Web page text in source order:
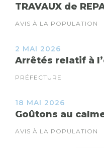
TRAVAUX de
AVIS À LA POPULATION
2 MAI 2026
Arrêtés relatif à
PRÉFECTURE
18 MAI 2026
Goûtons au
AVIS À LA POPULATION